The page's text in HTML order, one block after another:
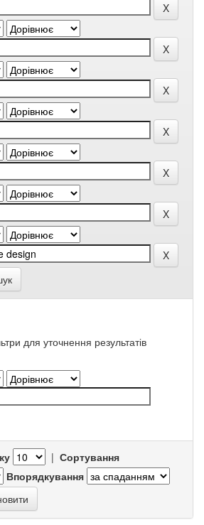
для уточнення результатів
| Сортування
Впорядкування